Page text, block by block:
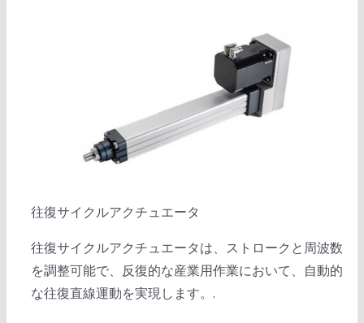
往復サイクルアクチュエータ
往復サイクルアクチュエータは、ストロークと周波数
を調整可能で、反復的な産業用作業において、自動的
な往復直線運動を実現します。.